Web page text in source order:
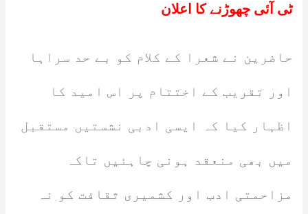
ٹی آئی چھوڑنے کا اعلان
حاضرین نے شعرا کے کلام کو بے حد سراہا
اور تقریب کے اختتام پر اس امید کا
اظہار کیا کہ ایسی ادبی نشستیں مستقبل
میں بھی منعقد ہونی چاہئیں تاکہ
مزاحمتی ادب اور کشمیری ثقافت کو نہ